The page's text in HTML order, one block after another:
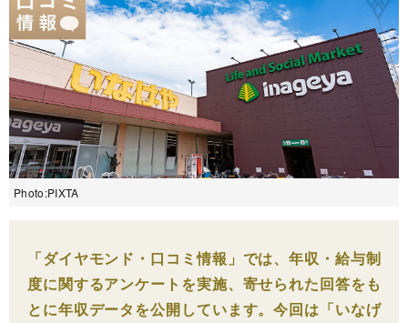
Photo:PIXTA
「ダイヤモンド・口コミ情報」では、年収・給与制
度に関するアンケートを実施、寄せられた回答をも
とに年収データを公開しています。今回は「いなげ